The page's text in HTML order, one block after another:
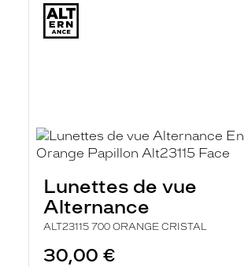
Lunettes de vue
Alternance
ALT23115 700 ORANGE CRISTAL
30,00 €